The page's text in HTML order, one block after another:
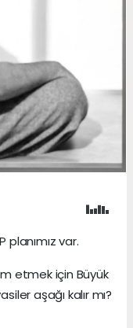
planımız var.
etmek için Büyük
aşağı kalır mı?